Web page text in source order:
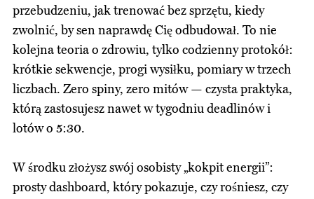
przebudzeniu, jak trenować bez sprzętu, kiedy
zwolnić, by sen naprawdę Cię odbudował. To nie
kolejna teoria o zdrowiu, tylko codzienny protokół:
krótkie sekwencje, progi wysiłku, pomiary w trzech
liczbach. Zero spiny, zero mitów — czysta praktyka,
którą zastosujesz nawet w tygodniu deadlinów i
lotów o 5:30.
W środku złożysz swój osobisty „kokpit energii”:
prosty dashboard, który pokazuje, czy rośniesz, czy